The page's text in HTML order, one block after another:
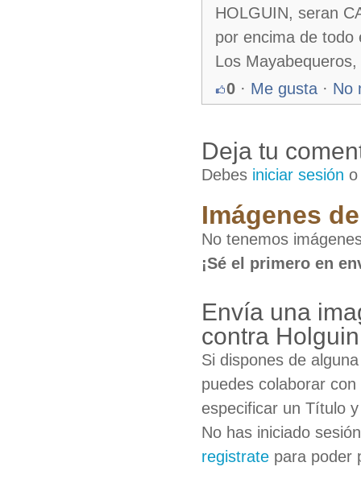
HOLGUIN, seran
por encima de todo
Los
0 · Me gusta · No
Deja tu
Debes iniciar sesión
Imágenes
No tenemos
¡Sé el primero en
Envía una
contra Holguin
Si dispones de
puedes colaborar
especificar un Título
No has iniciado
registrate para poder